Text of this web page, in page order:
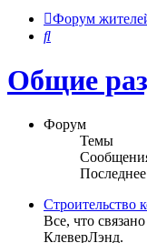
Форум
Поиск
Общие
Форум
Темы
Строительство
Все, что
КлеверЛэнд.